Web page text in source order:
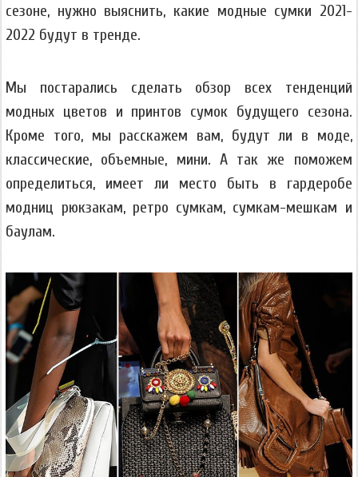
сезоне, нужно выяснить, какие модные сумки 2021-
2022 будут в тренде.
Мы постарались сделать обзор всех тенденций
модных цветов и принтов сумок будущего сезона.
Кроме того, мы расскажем вам, будут ли в моде,
классические, объемные, мини. А так же поможем
определиться, имеет ли место быть в гардеробе
модниц рюкзакам, ретро сумкам, сумкам-мешкам и
баулам.